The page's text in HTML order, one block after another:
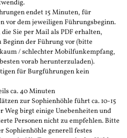
endet 15 Minuten, für
vor dem jeweiligen Führungsbeginn.
Sie per Mail als PDF erhalten,
der Führung vor (bitte
/ schlechter Mobilfunkempfang,
vorab herunterzuladen).
für Burgführungen kein
ca. 40 Minuten
zur Sophienhöhle führt ca. 10-15
Weg birgt einige Unebenheiten und
Personen nicht zu empfehlen. Bitte
Sophienhöhle generell festes